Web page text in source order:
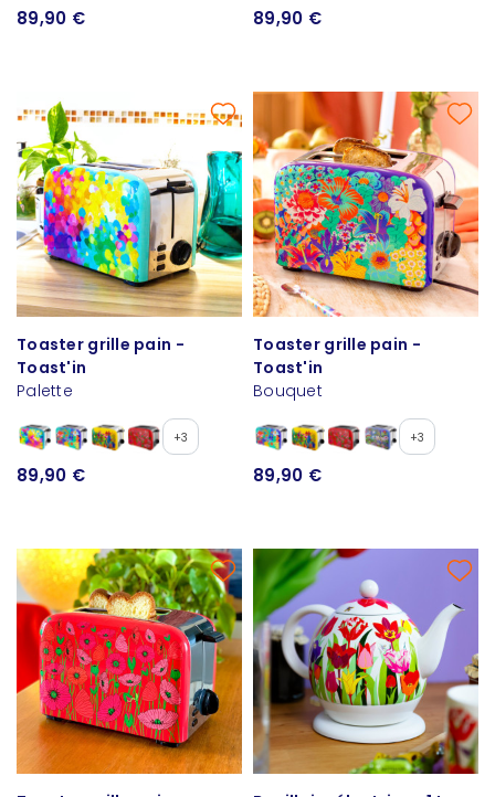
89,90 € 89,90 €
Toaster grille pain -
Toast'in
Palette
+3
89,90 €
Toaster grille pain -
Toast'in
Bouquet
+3
89,90 €